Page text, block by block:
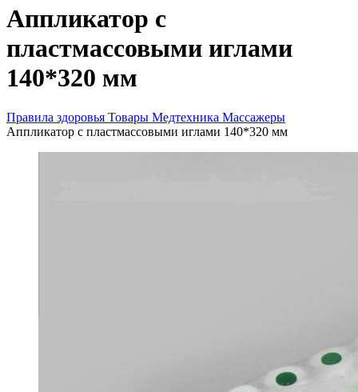
Аппликатор с
пластмассовыми иглами
140*320 мм
Правила здоровья Товары Медтехника Массажеры
Аппликатор с пластмассовыми иглами 140*320 мм